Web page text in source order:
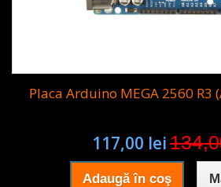
Placa Arduino MEGA 2560 R3
117,00 lei
Adaugă în coş